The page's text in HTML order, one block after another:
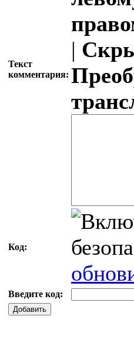
Текст
комментария:
|
Код:
Введите код:
Добавить